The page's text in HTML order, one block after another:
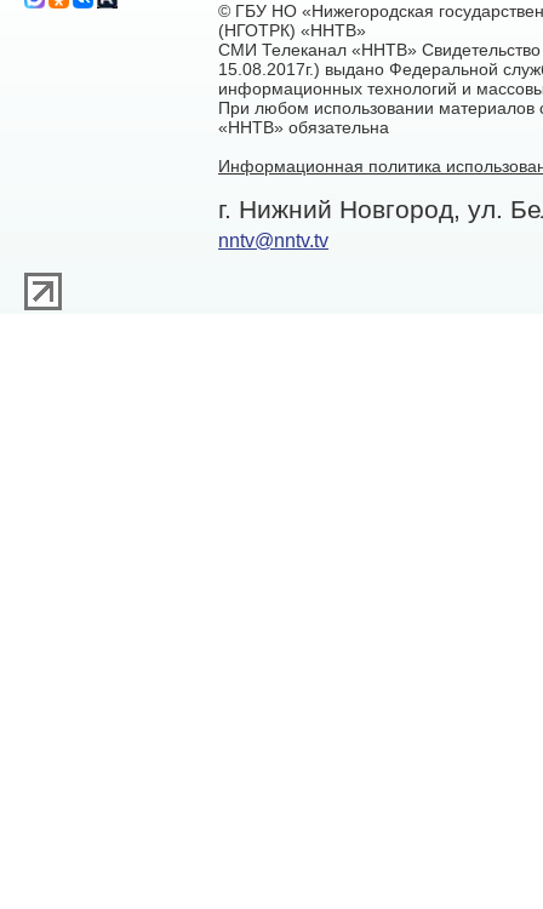
© ГБУ НО «Нижегородская
(НГОТРК) «ННТВ»
СМИ Телеканал «ННТВ»
15.08.2017г.) выдано Федеральной
информационных технологий и
При любом использовании материалов
«ННТВ» обязательна
Информационная политика
г. Нижний Новгород, ул.
nntv@nntv.tv